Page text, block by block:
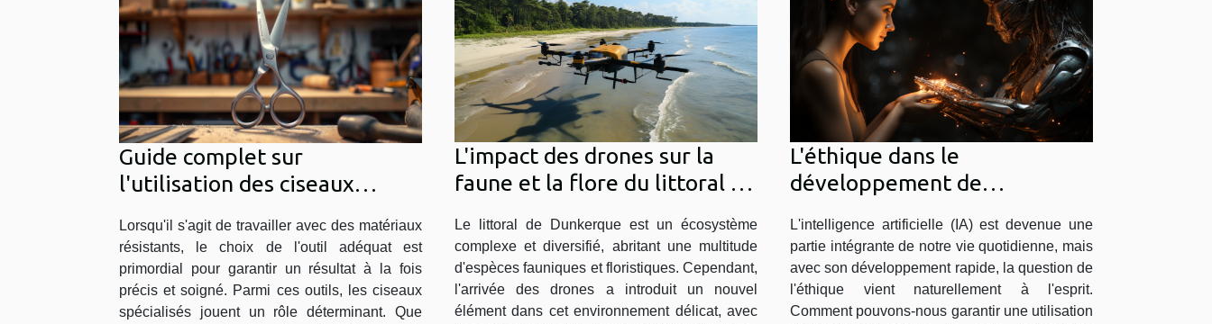
Guide complet sur
l'utilisation des ciseaux
résistants
Lorsqu'il s'agit de travailler avec des matériaux
résistants, le choix de l'outil adéquat est
primordial pour garantir un résultat à la fois
précis et soigné. Parmi ces outils, les ciseaux
spécialisés jouent un rôle déterminant. Que
L'impact des drones sur la
faune et la flore du littoral de
Le littoral de Dunkerque est un écosystème
complexe et diversifié, abritant une multitude
d'espèces fauniques et floristiques. Cependant,
l'arrivée des drones a introduit un nouvel
élément dans cet environnement délicat, avec
L'éthique dans le
développement de
L'intelligence artificielle (IA) est devenue une
partie intégrante de notre vie quotidienne, mais
avec son développement rapide, la question de
l'éthique vient naturellement à l'esprit.
Comment pouvons-nous garantir une utilisation